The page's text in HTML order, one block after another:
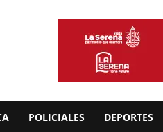
POLICIALES DEPORTES